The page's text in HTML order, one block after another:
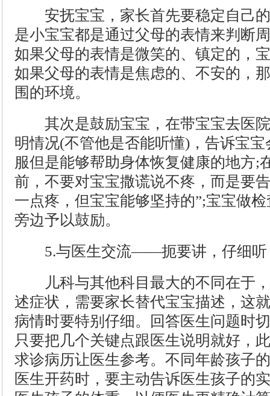
安抚宝宝，家长首先要稳定自己的
是小宝宝都是通过父母的表情来判断
如果父母的表情是微笑的、镇定的，
如果父母的表情是焦虑的、不安的，
围的环境。
其次是鼓励宝宝，在带宝宝去医院
明情况(不管他是否能听懂)，告诉宝
服但是能够帮助身体恢复健康的地方;
前，不要对宝宝撒谎说不疼，而是要
一点疼，但宝宝能够坚持的”;宝宝做
旁边予以鼓励。
5.与医生交流——扼要讲，仔细听
儿科与其他科目最大的不同在于，
述症状，需要家长替代宝宝描述，这
病情时要特别仔细。回答医生问题时
只要把几个关键点跟医生说明就好，
求诊病历让医生参考。不同年龄孩子
医生开药时，要主动告诉医生孩子的